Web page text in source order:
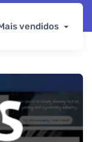
vendidos